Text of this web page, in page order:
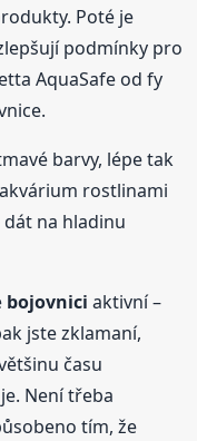
Poté je
podmínky pro
AquaSafe od fy
barvy, lépe tak
rostlinami
na hladinu
bojovnici aktivní –
jste zklamaní,
času
Není třeba
tím, že